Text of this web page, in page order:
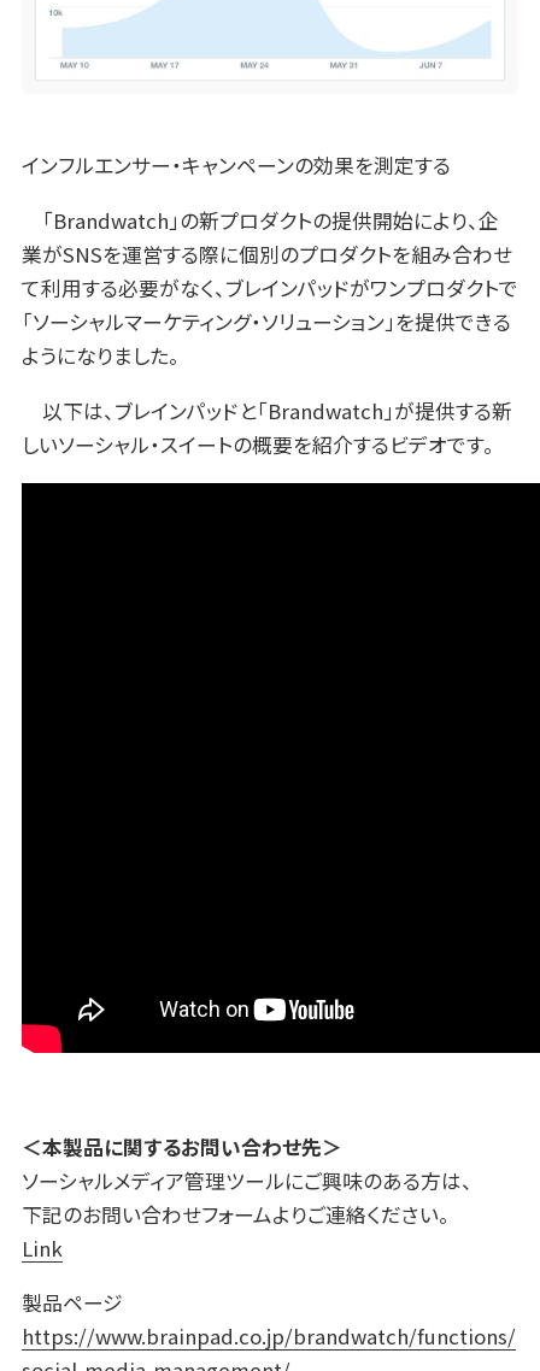
インフルエンサー・キャンペーンの効果を測定する
「Brandwatch」の新プロダクトの提供開始により、企
業がSNSを運営する際に個別のプロダクトを組み合わせ
て利用する必要がなく、ブレインパッドがワンプロダクトで
「ソーシャルマーケティング・ソリューション」を提供できる
ようになりました。
以下は、ブレインパッドと「Brandwatch」が提供する新
しいソーシャル・スイートの概要を紹介するビデオです。
＜本製品に関するお問い合わせ先＞
ソーシャルメディア管理ツールにご興味のある方は、
下記のお問い合わせフォームよりご連絡ください。
Link
製品ページ
https://www.brainpad.co.jp/brandwatch/functions/